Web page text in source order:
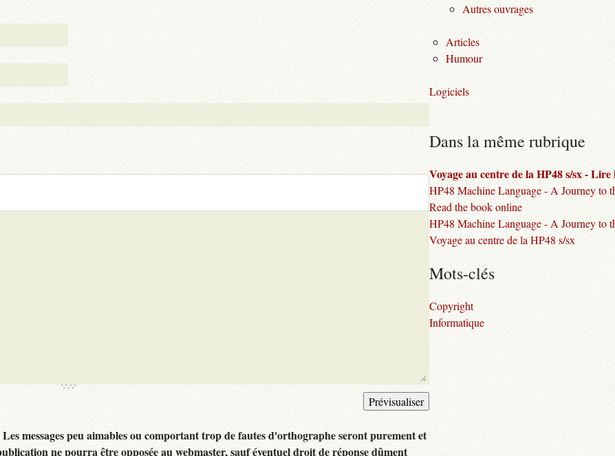
messages peu aimables ou comportant trop de fautes d'orthographe seront purement et
ne pourra être opposée au webmaster, sauf éventuel droit de réponse dûment
Autres ouvrages
Articles
Humour
Logiciels
Dans la même rubrique
Voyage au centre de la HP48 s/sx -
HP48 Machine Language - A Journey to
Read the book online
HP48 Machine Language - A Journey to
Voyage au centre de la HP48 s/sx
Mots-clés
Copyright
Informatique